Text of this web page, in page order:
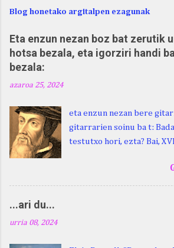
Blog honetako argitalpen ezagunak
Eta enzun nezan boz bat zerutik
hotsa bezala, eta igorziri handi
bezala:
azaroa 25, 2024
eta enzun nezan bere
gitarrarien soinu ba t:
testutxo hori, ezta? Bai,
justuri...) hitza berari ikasi
Kontua da, beraren
...ari du...
urria 08, 2024